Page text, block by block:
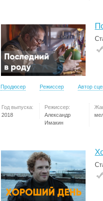
Продюсер Режиссер Автор
Год выпуска:
2018
Режиссер:
Александр
Имакин